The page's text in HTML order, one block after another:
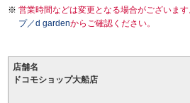
営業時間などは変更となる場合がございま
プ／d gardenからご確認ください。
店舗名
ドコモショップ大船店